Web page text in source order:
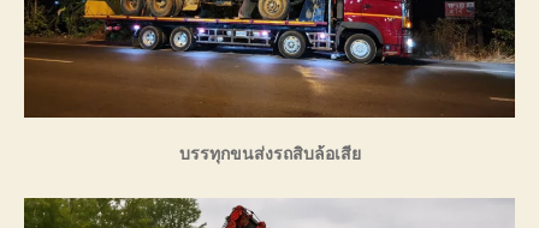
บรรทุกขนส่งรถสิบล้อเสีย